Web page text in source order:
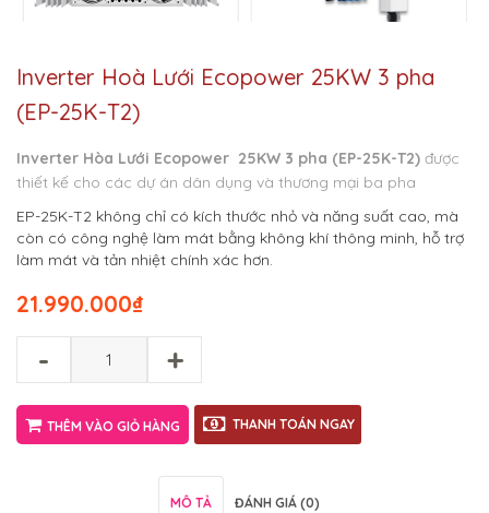
Inverter Hoà Lưới Ecopower 25KW 3 pha
(EP-25K-T2)
Inverter Hòa Lưới Ecopower 25KW 3 pha (EP-25K-T2) được
thiết kế cho các dự án dân dụng và thương mại ba pha
EP-25K-T2 không chỉ có kích thước nhỏ và năng suất cao, mà
còn có công nghệ làm mát bằng không khí thông minh, hỗ trợ
làm mát và tản nhiệt chính xác hơn.
₫
21.990.000
- +
THÊM VÀO GIỎ HÀNG THANH TOÁN NGAY
MÔ TẢ ĐÁNH GIÁ (0)